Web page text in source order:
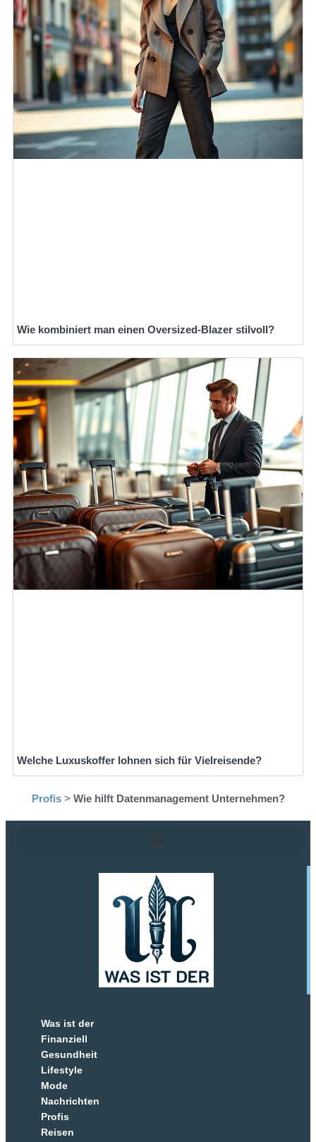
Wie kombiniert man einen Oversized-Blazer stilvoll?
Welche Luxuskoffer lohnen sich für Vielreisende?
Profis> Wie hilft Datenmanagement Unternehmen?
Was ist der
Finanziell
Gesundheit
Lifestyle
Mode
Nachrichten
Profis
Reisen